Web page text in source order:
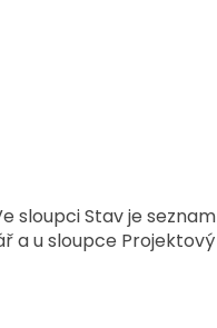
sloupci Stav je seznam
a u sloupce Projektový